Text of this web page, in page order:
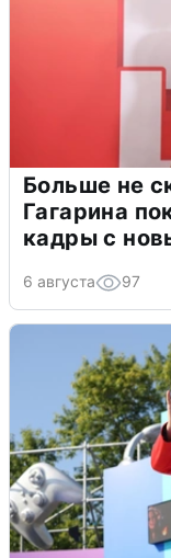
Больше не
Гагарина
кадры с
6 августа 97